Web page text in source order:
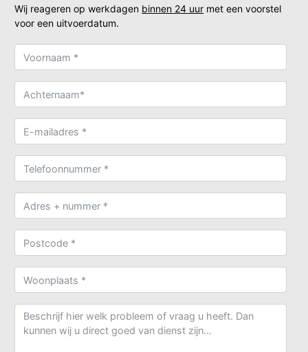
Wij reageren op werkdagen binnen 24 uur met een voorstel
voor een uitvoerdatum.